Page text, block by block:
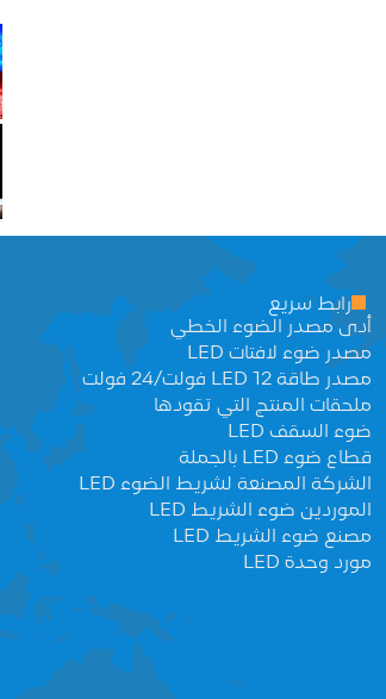
رابط سريع
أدى مصدر الضوء الخطي
مصدر ضوء لافتات LED
مصدر طاقة LED 12 فولت/24 فولت
ملحقات المنتج التي تقودها
ضوء السقف LED
قطاع ضوء LED بالجملة
الشركة المصنعة لشريط الضوء LED
الموردين ضوء الشريط LED
مصنع ضوء الشريط LED
مورد وحدة LED